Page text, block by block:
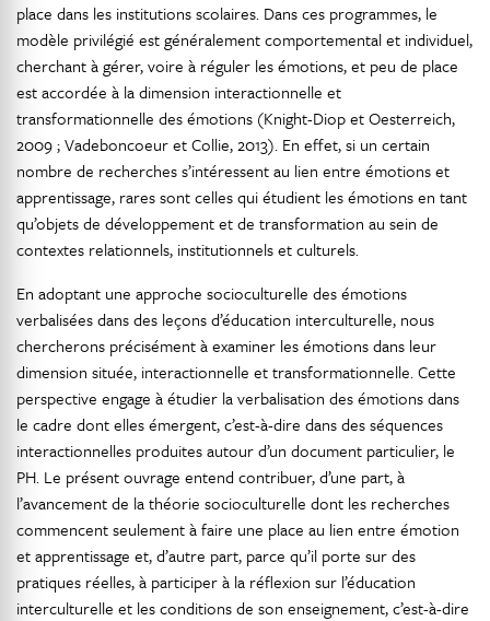
place dans les institutions scolaires. Dans ces programmes, le
modèle privilégié est généralement comportemental et individuel,
cherchant à gérer, voire à réguler les émotions, et peu de place
est accordée à la dimension interactionnelle et
transformationnelle des émotions (Knight-Diop et Oesterreich,
2009 ; Vadeboncoeur et Collie, 2013). En effet, si un certain
nombre de recherches s’intéressent au lien entre émotions et
apprentissage, rares sont celles qui étudient les émotions en tant
qu’objets de développement et de transformation au sein de
contextes relationnels, institutionnels et culturels.
En adoptant une approche socioculturelle des émotions
verbalisées dans des leçons d’éducation interculturelle, nous
chercherons précisément à examiner les émotions dans leur
dimension située, interactionnelle et transformationnelle. Cette
perspective engage à étudier la verbalisation des émotions dans
le cadre dont elles émergent, c’est-à-dire dans des séquences
interactionnelles produites autour d’un document particulier, le
PH. Le présent ouvrage entend contribuer, d’une part, à
l’avancement de la théorie socioculturelle dont les recherches
commencent seulement à faire une place au lien entre émotion
et apprentissage et, d’autre part, parce qu’il porte sur des
pratiques réelles, à participer à la réflexion sur l’éducation
interculturelle et les conditions de son enseignement, c’est-à-dire